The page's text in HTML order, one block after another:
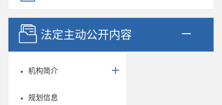
法定主动公开内容
机构简介
规划信息